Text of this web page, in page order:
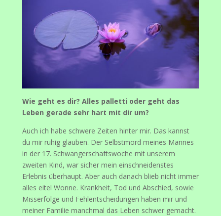
Wie geht es dir? Alles palletti oder geht das
Leben gerade sehr hart mit dir um?
Auch ich habe schwere Zeiten hinter mir. Das kannst
du mir ruhig glauben. Der Selbstmord meines Mannes
in der 17. Schwangerschaftswoche mit unserem
zweiten Kind, war sicher mein einschneidenstes
Erlebnis überhaupt. Aber auch danach blieb nicht immer
alles eitel Wonne. Krankheit, Tod und Abschied, sowie
Misserfolge und Fehlentscheidungen haben mir und
meiner Familie manchmal das Leben schwer gemacht.